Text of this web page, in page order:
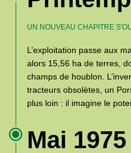
UN NOUVEAU CHAPITRE
L’exploitation passe aux
alors 15,56 ha de terres,
champs de houblon.
tracteurs obsolètes, un
plus loin : il imagine le
Mai 1975